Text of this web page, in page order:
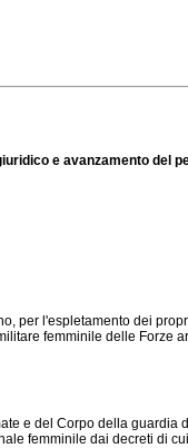
e avanzamento del
per l'espletamento dei
femminile delle Forze
e del Corpo della
femminile dai decreti di